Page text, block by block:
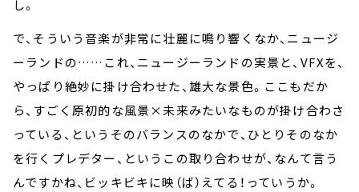
し。
で、そういう音楽が非常に壮麗に鳴り響くなか、ニュージ
ーランドの……これ、ニュージーランドの実景と、VFXを、
やっぱり絶妙に掛け合わせた、雄大な景色。ここもだか
ら、すごく原初的な風景×未来みたいなものが掛け合わさ
っている、というそのバランスのなかで、ひとりそのなか
を行くプレデター、というこの取り合わせが、なんて言う
んですかね、ビッキビキに映（ば）えてる！っていうか。